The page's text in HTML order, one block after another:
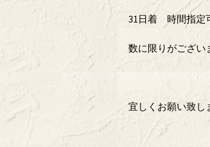
31日着 時間指定
数に限りがござい
宜しくお願い致し